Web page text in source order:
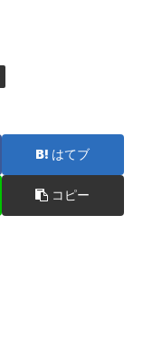
はてブ
コピー